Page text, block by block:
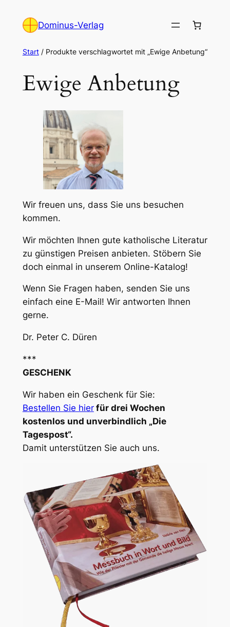
Inhalt
Dominus-Verlag
Start/ Produkte verschlagwortet mit „Ewige Anbetung“
Ewige Anbetung
Wir freuen uns, dass Sie uns besuchen
kommen.
Wir möchten Ihnen gute katholische Literatur
zu günstigen Preisen anbieten. Stöbern Sie
doch einmal in unserem Online-Katalog!
Wenn Sie Fragen haben, senden Sie uns
einfach eine E-Mail! Wir antworten Ihnen
gerne.
Dr. Peter C. Düren
***
GESCHENK
Wir haben ein Geschenk für Sie:
Bestellen Sie hier für drei Wochen
kostenlos und unverbindlich „Die
Tagespost“.
Damit unterstützen Sie auch uns.